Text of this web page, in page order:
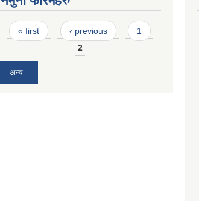
Pages
« first ‹ previous
1
2
अन्य